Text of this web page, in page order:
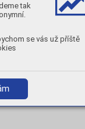
tak
se vás už příště